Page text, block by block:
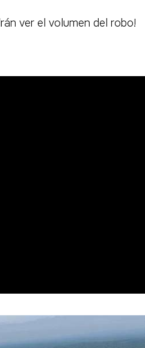
ver el volumen del robo!